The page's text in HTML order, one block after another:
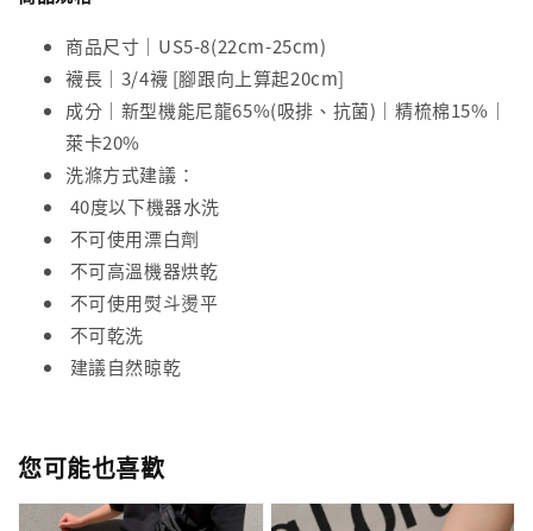
商品尺寸｜US5-8(22cm-25cm)
襪長｜3/4襪 [腳跟向上算起20cm]
成分｜新型機能尼龍65%(吸排、抗菌)｜精梳棉15%｜
萊卡20%
洗滌方式建議：
40度以下機器水洗
不可使用漂白劑
不可高溫機器烘乾
不可使用熨斗燙平
不可乾洗
建議自然晾乾
您可能也喜歡